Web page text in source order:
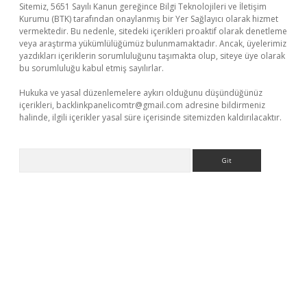
Sitemiz, 5651 Sayılı Kanun gereğince Bilgi Teknolojileri ve İletişim
Kurumu (BTK) tarafından onaylanmış bir Yer Sağlayıcı olarak hizmet
vermektedir. Bu nedenle, sitedeki içerikleri proaktif olarak denetleme
veya araştırma yükümlülüğümüz bulunmamaktadır. Ancak, üyelerimiz
yazdıkları içeriklerin sorumluluğunu taşımakta olup, siteye üye olarak
bu sorumluluğu kabul etmiş sayılırlar.
Hukuka ve yasal düzenlemelere aykırı olduğunu düşündüğünüz
içerikleri, backlinkpanelicomtr@gmail.com adresine bildirmeniz
halinde, ilgili içerikler yasal süre içerisinde sitemizden kaldırılacaktır.